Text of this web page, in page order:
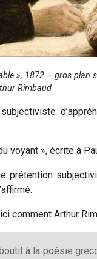
», 1872 – gros plan
Rimbaud
voyant », écrite à
prétention
comment Arthur
à la poésie